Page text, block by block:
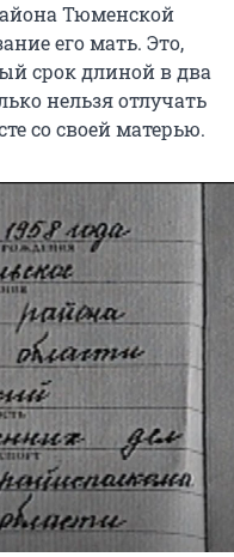
Тюменской
его мать. Это,
срок длиной в два
нельзя отлучать
со своей матерью.